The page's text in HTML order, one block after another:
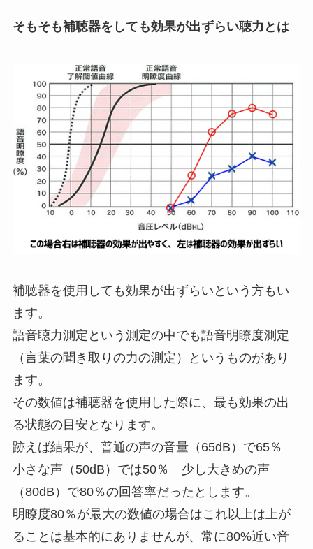
そもそも補聴器をしても効果が出ずらい聴力とは
補聴器を使用しても効果が出ずらいという方もい
ます。
語音聴力測定という測定の中でも語音明瞭度測定
（言葉の聞き取りの力の測定）というものがあり
ます。
その数値は補聴器を使用した際に、最も効果の出
る状態の目安となります。
跡えば結果が、普通の声の音量（65dB）で65％
小さな声（50dB）では50％ 少し大きめの声
（80dB）で80％の回答率だったとします。
明瞭度80％が最大の数値の場合はこれ以上は上が
ることは基本的にありませんが、常に80%近い音